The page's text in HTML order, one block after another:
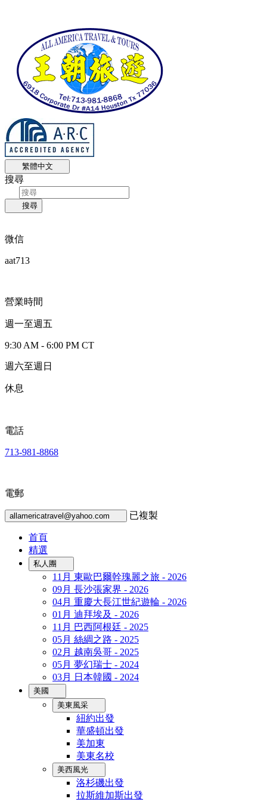
繁體中文
搜尋
搜尋
微信
aat713
營業時間
週一至週五
9:30 AM - 6:00 PM CT
週六至週日
休息
電話
713-981-8868
電郵
allamericatravel@yahoo.com 已複製
首頁
精選
私人團
11月 東歐巴爾幹瑰麗之旅 - 2026
09月 長沙張家界 - 2026
04月 重慶大長江世紀遊輪 - 2026
01月 迪拜埃及 - 2026
11月 巴西阿根廷 - 2025
05月 絲綢之路 - 2025
02月 越南吳哥 - 2025
05月 夢幻瑞士 - 2024
03月 日本韓國 - 2024
美國
美東風采
紐約出發
華盛頓出發
美加東
美東名校
美西風光
洛杉磯出發
拉斯維加斯出發